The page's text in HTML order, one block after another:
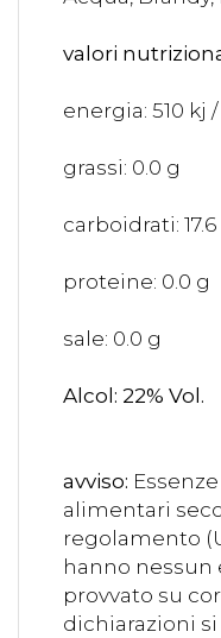
valori
energia: 510 kj /
grassi: 0.0 g
carboidrati: 17.6
proteine: 0.0 g
sale: 0.0 g
Alcol: 22% Vol.
avviso:
alimentari
regolamento
hanno
provvato su
dichiarazioni